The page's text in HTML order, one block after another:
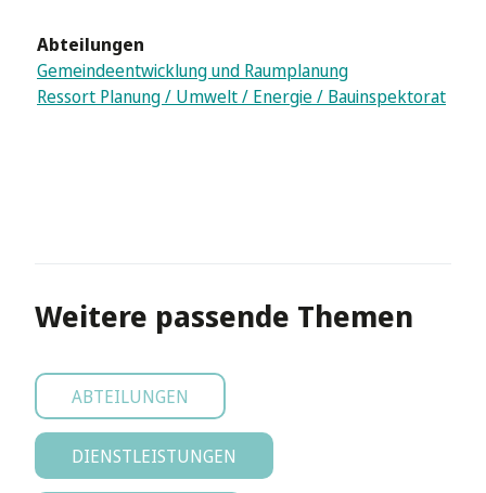
Abteilungen
Gemeindeentwicklung und Raumplanung
Ressort Planung / Umwelt / Energie / Bauinspektorat
Weitere passende Themen
ABTEILUNGEN
DIENSTLEISTUNGEN